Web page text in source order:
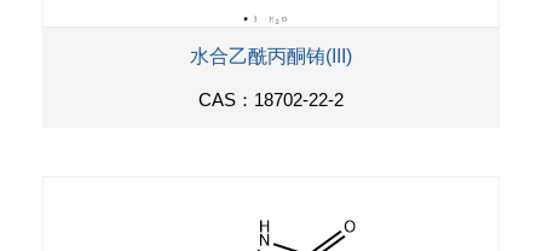
水合乙酰丙酮铕(III)
CAS：18702-22-2